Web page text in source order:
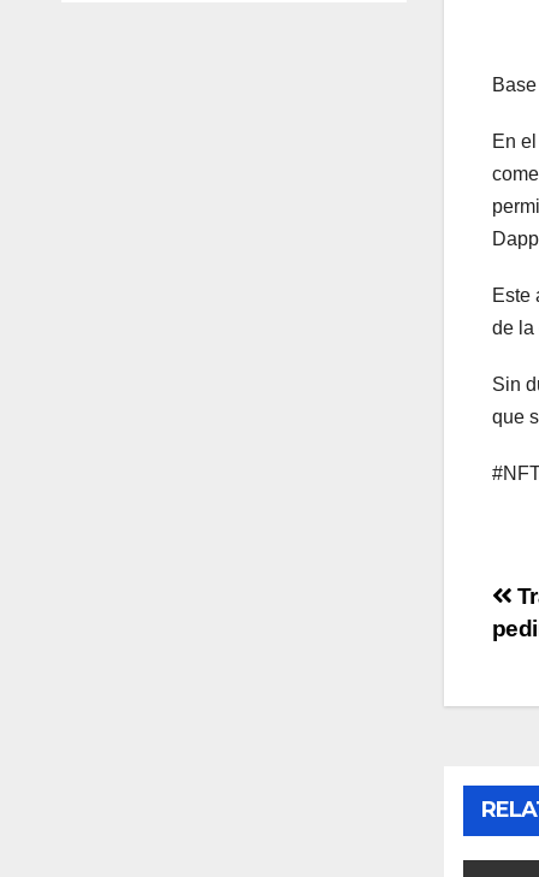
En
Este
de la
Sin
que